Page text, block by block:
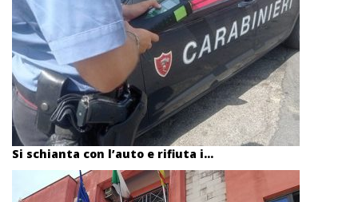
Si schianta con l’auto e rifiuta i...